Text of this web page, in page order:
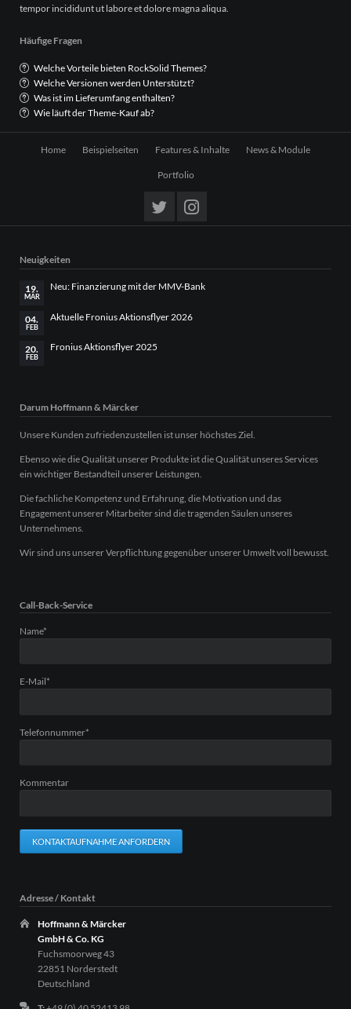
tempor incididunt ut labore et dolore magna aliqua.
Häufige Fragen
Welche Vorteile bieten RockSolid Themes?
Welche Versionen werden Unterstützt?
Was ist im Lieferumfang enthalten?
Wie läuft der Theme-Kauf ab?
Navigation
Home Beispielseiten Features & Inhalte News & Module
Portfolio
Neuigkeiten
19.
MÄR
Neu: Finanzierung mit der MMV-Bank
04.
FEB
Aktuelle Fronius Aktionsflyer 2026
20.
FEB
Fronius Aktionsflyer 2025
Darum Hoffmann & Märcker
Unsere Kunden zufriedenzustellen ist unser höchstes Ziel.
Ebenso wie die Qualität unserer Produkte ist die Qualität unseres Services
ein wichtiger Bestandteil unserer Leistungen.
Die fachliche Kompetenz und Erfahrung, die Motivation und das
Engagement unserer Mitarbeiter sind die tragenden Säulen unseres
Unternehmens.
Wir sind uns unserer Verpflichtung gegenüber unserer Umwelt voll bewusst.
Call-Back-Service
Pflichtfeld
Name*
Pflichtfeld
E-Mail*
Pflichtfeld
Telefonnummer*
Kommentar
KONTAKTAUFNAHME ANFORDERN
Adresse / Kontakt
Hoffmann & Märcker
GmbH & Co. KG
Fuchsmoorweg 43
22851 Norderstedt
Deutschland